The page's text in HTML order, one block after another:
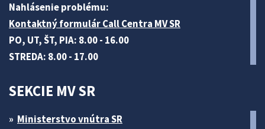
Nahlásenie problému:
Kontaktný formulár Call Centra MV SR
PO, UT, ŠT, PIA: 8.00 - 16.00
STREDA: 8.00 - 17.00
SEKCIE MV SR
Ministerstvo vnútra SR